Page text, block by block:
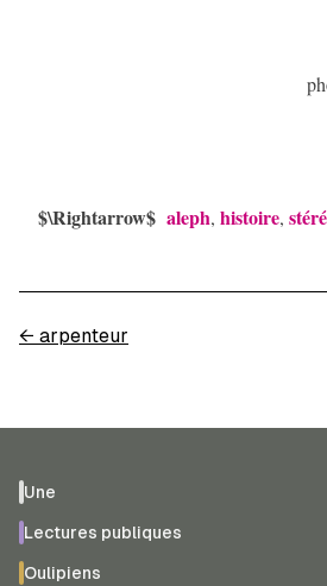
$\Rightarrow$ aleph, histoire,
← arpenteur
Une
Lectures publiques
Oulipiens